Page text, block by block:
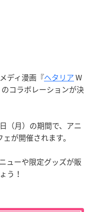
ディ漫画『ヘタリアW
のコラボレーションが決
（月）の期間で、アニ
が開催されます。
ューや限定グッズが販
う！